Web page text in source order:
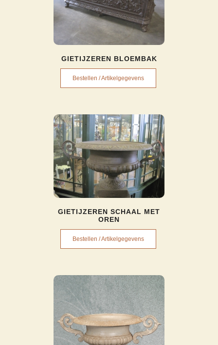
GIETIJZEREN BLOEMBAK
Bestellen / Artikelgegevens
GIETIJZEREN SCHAAL MET
OREN
Bestellen / Artikelgegevens